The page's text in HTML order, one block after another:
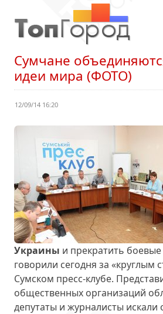
Сумчане
идеи мира (ФОТО)
12/09/14 16:20
Украины и прекратить боевые
говорили сегодня за «круглым
Сумском пресс-клубе.
общественных организаций
депутаты и журналисты искали